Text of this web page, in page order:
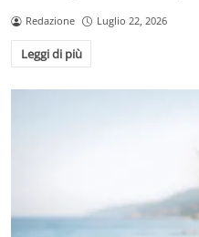
Redazione Luglio 22, 2026
Leggi di più